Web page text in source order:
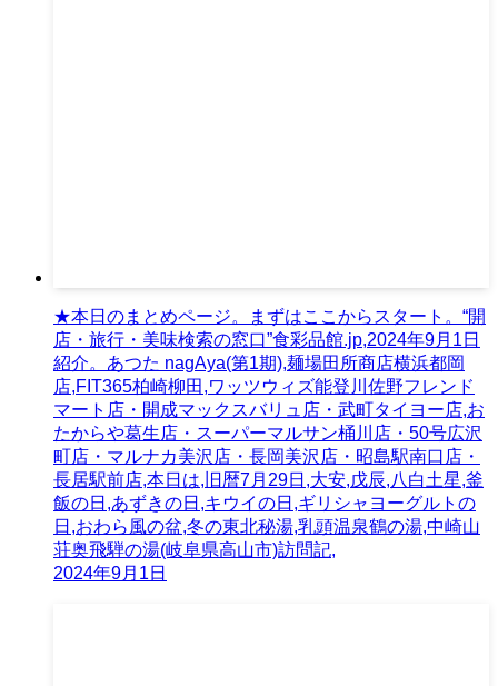
★本日のまとめページ。まずはここからスタート。“開
店・旅行・美味検索の窓口”食彩品館.jp,2024年9月1日
紹介。あつた nagAya(第1期),麺場田所商店横浜都岡
店,FIT365柏崎柳田,ワッツウィズ能登川佐野フレンド
マート店・開成マックスバリュ店・武町タイヨー店,お
たからや葛生店・スーパーマルサン桶川店・50号広沢
町店・マルナカ美沢店・長岡美沢店・昭島駅南口店・
長居駅前店,本日は,旧暦7月29日,大安,戊辰,八白土星,釜
飯の日,あずきの日,キウイの日,ギリシャヨーグルトの
日,おわら風の盆,冬の東北秘湯,乳頭温泉鶴の湯,中崎山
荘奥飛騨の湯(岐阜県高山市)訪問記,
2024年9月1日